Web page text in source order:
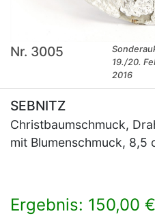
Nr. 3005
19./20.
2016
SEBNITZ
Christbaumschmuck,
mit Blumenschmuck, 8,5
Ergebnis: 150,00 €